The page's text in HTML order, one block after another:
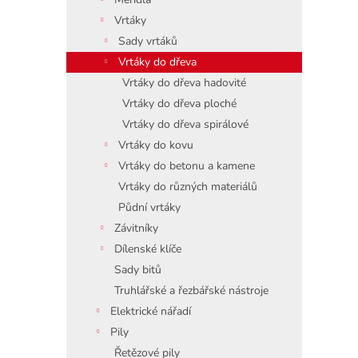
Vrtáky
Sady vrtáků
Vrtáky do dřeva
Vrtáky do dřeva hadovité
Vrtáky do dřeva ploché
Vrtáky do dřeva spirálové
Vrtáky do kovu
Vrtáky do betonu a kamene
Vrtáky do různých materiálů
Půdní vrtáky
Závitníky
Dílenské klíče
Sady bitů
Truhlářské a řezbářské nástroje
Elektrické nářadí
Pily
Řetězové pily